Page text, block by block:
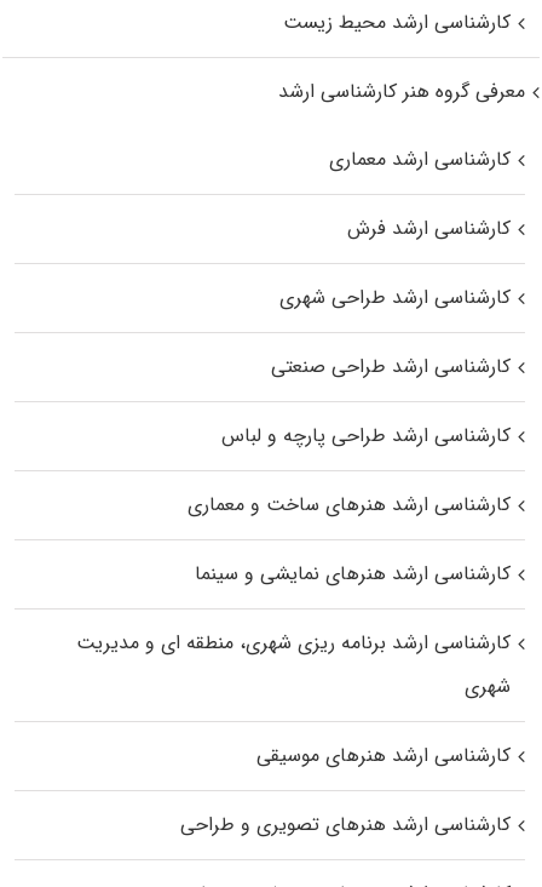
کارشناسی ارشد محیط زیست
معرفی گروه هنر کارشناسی ارشد
کارشناسی ارشد معماری
کارشناسی ارشد فرش
کارشناسی ارشد طراحی شهری
کارشناسی ارشد طراحی صنعتی
کارشناسی ارشد طراحی پارچه و لباس
کارشناسی ارشد هنرهای ساخت و معماری
کارشناسی ارشد هنرهای نمایشی و سینما
کارشناسی ارشد برنامه ریزی شهری، منطقه‌ ای و مدیریت
شهری
کارشناسی ارشد هنرهای موسیقی
کارشناسی ارشد هنرهای تصویری و طراحی